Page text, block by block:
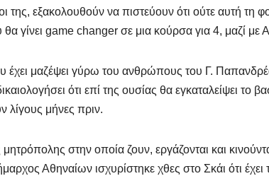
της, εξακολουθούν να πιστεύουν ότι ούτε αυτή
γίνει game changer σε μια κούρσα για 4, μαζί
έχει μαζέψει γύρω του ανθρώπους του Γ.
ότι επί της ουσίας θα εγκαταλείψει το
λίγους μήνες πριν.
στην οποία ζουν, εργάζονται και
Αθηναίων ισχυρίστηκε χθες στο Σκάι ότι έχει